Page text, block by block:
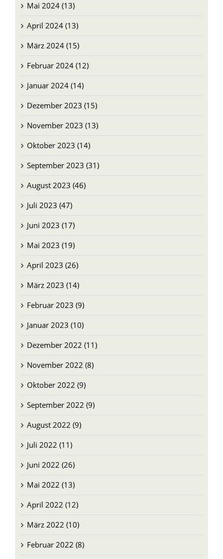
Mai 2024 (13)
April 2024 (13)
März 2024 (15)
Februar 2024 (12)
Januar 2024 (14)
Dezember 2023 (15)
November 2023 (13)
Oktober 2023 (14)
September 2023 (31)
August 2023 (46)
Juli 2023 (47)
Juni 2023 (17)
Mai 2023 (19)
April 2023 (26)
März 2023 (14)
Februar 2023 (9)
Januar 2023 (10)
Dezember 2022 (11)
November 2022 (8)
Oktober 2022 (9)
September 2022 (9)
August 2022 (9)
Juli 2022 (11)
Juni 2022 (26)
Mai 2022 (13)
April 2022 (12)
März 2022 (10)
Februar 2022 (8)